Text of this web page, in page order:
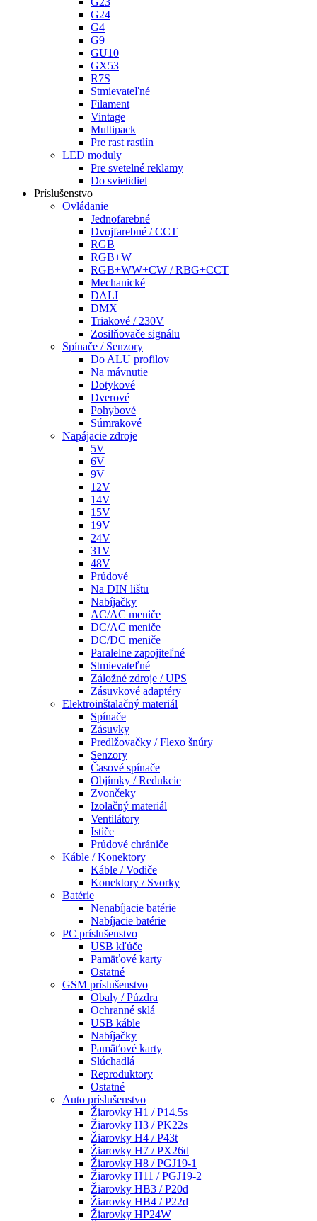
G24
G4
G9
GU10
GX53
R7S
Stmievateľné
Filament
Vintage
Multipack
Pre rast rastlín
LED moduly
Pre svetelné reklamy
Do svietidiel
Príslušenstvo
Ovládanie
Jednofarebné
Dvojfarebné / CCT
RGB
RGB+W
RGB+WW+CW / RBG+CCT
Mechanické
DALI
DMX
Triakové / 230V
Zosilňovače signálu
Spínače / Senzory
Do ALU profilov
Na mávnutie
Dotykové
Dverové
Pohybové
Súmrakové
Napájacie zdroje
5V
6V
9V
12V
14V
15V
19V
24V
31V
48V
Prúdové
Na DIN lištu
Nabíjačky
AC/AC meniče
DC/AC meniče
DC/DC meniče
Paralelne zapojiteľné
Stmievateľné
Záložné zdroje / UPS
Zásuvkové adaptéry
Elektroinštalačný materiál
Spínače
Zásuvky
Predlžovačky / Flexo šnúry
Senzory
Časové spínače
Objímky / Redukcie
Zvončeky
Izolačný materiál
Ventilátory
Ističe
Prúdové chrániče
Káble / Konektory
Káble / Vodiče
Konektory / Svorky
Batérie
Nenabíjacie batérie
Nabíjacie batérie
PC príslušenstvo
USB kľúče
Pamäťové karty
Ostatné
GSM príslušenstvo
Obaly / Púzdra
Ochranné sklá
USB káble
Nabíjačky
Pamäťové karty
Slúchadlá
Reproduktory
Ostatné
Auto príslušenstvo
Žiarovky H1 / P14.5s
Žiarovky H3 / PK22s
Žiarovky H4 / P43t
Žiarovky H7 / PX26d
Žiarovky H8 / PGJ19-1
Žiarovky H11 / PGJ19-2
Žiarovky HB3 / P20d
Žiarovky HB4 / P22d
Žiarovky HP24W